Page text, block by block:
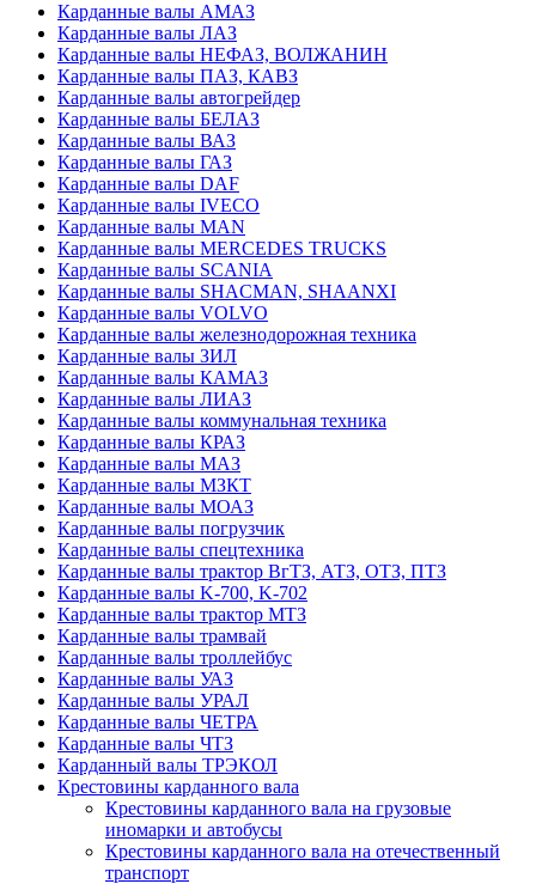
Карданные валы АМАЗ
Карданные валы ЛАЗ
Карданные валы НЕФАЗ, ВОЛЖАНИН
Карданные валы ПАЗ, КАВЗ
Карданные валы автогрейдер
Карданные валы БЕЛАЗ
Карданные валы ВАЗ
Карданные валы ГАЗ
Карданные валы DAF
Карданные валы IVECO
Карданные валы MAN
Карданные валы MERCEDES TRUCKS
Карданные валы SCANIA
Карданные валы SHACMAN, SHAANXI
Карданные валы VOLVO
Карданные валы железнодорожная техника
Карданные валы ЗИЛ
Карданные валы КАМАЗ
Карданные валы ЛИАЗ
Карданные валы коммунальная техника
Карданные валы КРАЗ
Карданные валы МАЗ
Карданные валы МЗКТ
Карданные валы МОАЗ
Карданные валы погрузчик
Карданные валы спецтехника
Карданные валы трактор ВгТЗ, АТЗ, ОТЗ, ПТЗ
Карданные валы K-700, K-702
Карданные валы трактор МТЗ
Карданные валы трамвай
Карданные валы троллейбус
Карданные валы УАЗ
Карданные валы УРАЛ
Карданные валы ЧЕТРА
Карданные валы ЧТЗ
Карданный валы ТРЭКОЛ
Крестовины карданного вала
Крестовины карданного вала на грузовые
иномарки и автобусы
Крестовины карданного вала на отечественный
транспорт